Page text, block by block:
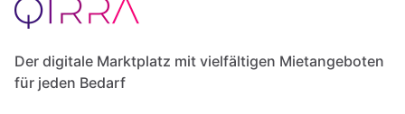
Der digitale Marktplatz mit vielfältigen Mietangeboten
für jeden Bedarf